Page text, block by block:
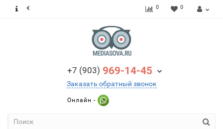
0 0
+7 (903) 969-14-45
Заказать обратный звонок
Онлайн -